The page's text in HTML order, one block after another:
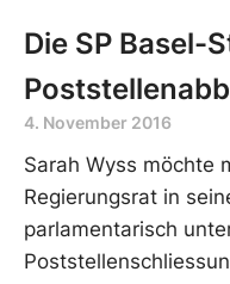
Die SP Basel-
4. November 2016
Sarah Wyss möchte
Regierungsrat in
parlamentarisch